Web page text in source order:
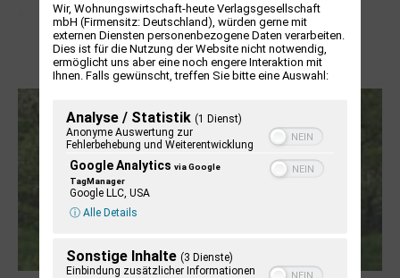
Letj fröögels
Wir, Wohnungswirtschaft-heute Verlagsgesellschaft
mbH (Firmensitz: Deutschland), würden gerne mit
externen Diensten personenbezogene Daten verarbeiten.
Dies ist für die Nutzung der Website nicht notwendig,
ermöglicht uns aber eine noch engere Interaktion mit
Ihnen. Falls gewünscht, treffen Sie bitte eine Auswahl:
Analyse / Statistik (1 Dienst)
Anonyme Auswertung zur
Fehlerbehebung und Weiterentwicklung
Google Analytics via Google
TagManager
Google LLC, USA
ⓘ Alle Details
Sonstige Inhalte (3 Dienste)
Einbindung zusätzlicher Informationen